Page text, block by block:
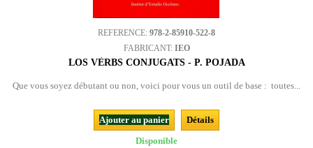
REFERENCE: 978-2-85910-522-8
FABRICANT: IEO
LOS VÈRBS CONJUGATS - P. POJADA
Que vous soyez débutant ou non, voici pour vous un outil de base : toutes...
Ajouter au panier
Détails
Disponible